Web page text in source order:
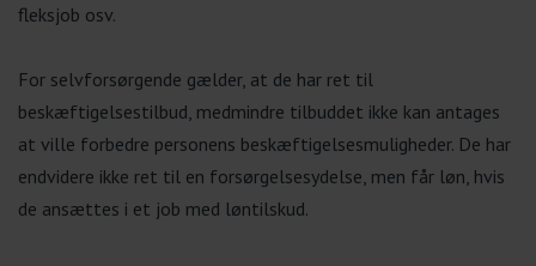
fleksjob osv.
For selvforsørgende gælder, at de har ret til
beskæftigelsestilbud, medmindre tilbuddet ikke kan antages
at ville forbedre personens beskæftigelsesmuligheder. De har
endvidere ikke ret til en forsørgelsesydelse, men får løn, hvis
de ansættes i et job med løntilskud.